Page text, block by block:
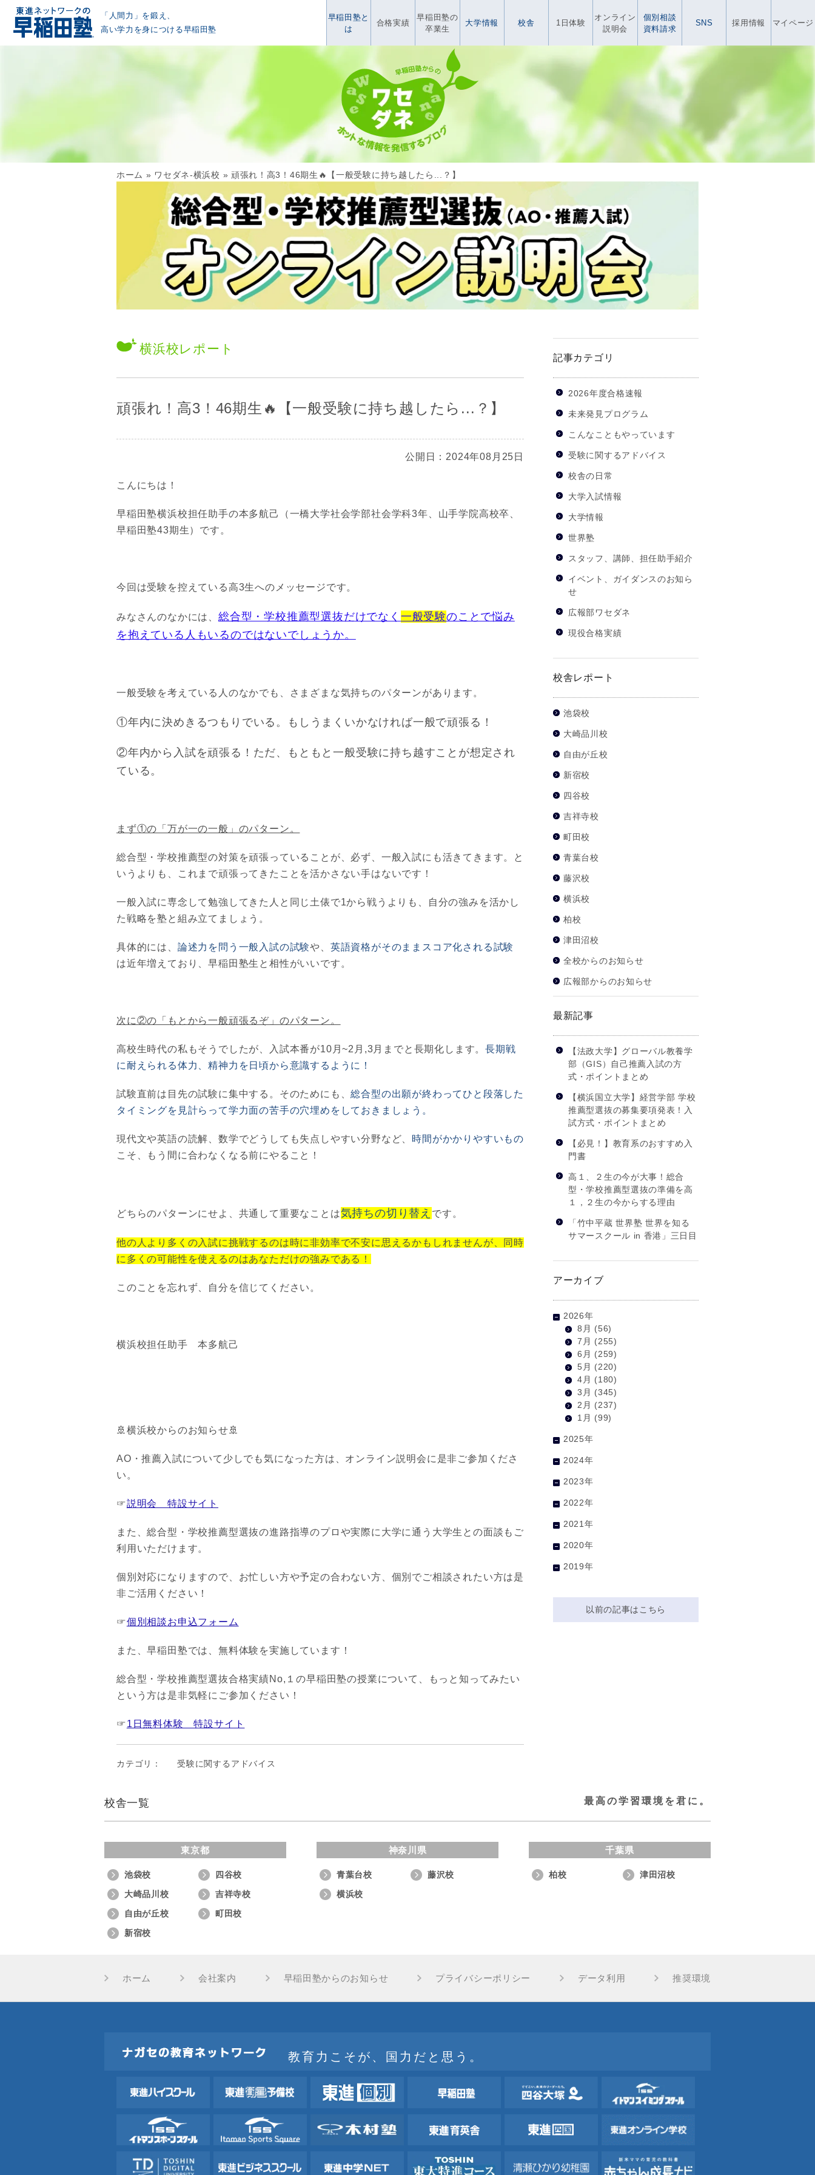
「人間力」を鍛え、
高い学力を身につける早稲田塾
早稲田塾と
は
合格実績
早稲田塾の
卒業生
大学情報 校舎 1日体験
オンライン
説明会
個別相談
資料請求
SNS 採用情報 マイページ
ホーム » ワセダネ-横浜校 » 頑張れ！高3！46期生🔥【一般受験に持ち越したら...？】
横浜校レポート
頑張れ！高3！46期生🔥【一般受験に持ち越したら...？】
公開日：2024年08月25日
こんにちは！
早稲田塾横浜校担任助手の本多航己（一橋大学社会学部社会学科3年、山手学院高校卒、
早稲田塾43期生）です。
今回は受験を控えている高3生へのメッセージです。
みなさんのなかには、 総合型・学校推薦型選抜だけでなく 一般受験のことで悩み
を抱えている人もいるのではないでしょうか。
一般受験を考えている人のなかでも、さまざまな気持ちのパターンがあります。
①年内に決めきるつもりでいる。もしうまくいかなければ一般で頑張る！
②年内から入試を頑張る！ただ、もともと一般受験に持ち越すことが想定され
ている。
まず①の「万が一の一般」のパターン。
総合型・学校推薦型の対策を頑張っていることが、必ず、一般入試にも活きてきます。と
いうよりも、これまで頑張ってきたことを活かさない手はないです！
一般入試に専念して勉強してきた人と同じ土俵で1から戦うよりも、自分の強みを活かし
た戦略を塾と組み立てましょう。
具体的には、 論述力を問う一般入試の試験や、 英語資格がそのままスコア化される試験
は近年増えており、早稲田塾生と相性がいいです。
次に②の「もとから一般頑張るぞ」のパターン。
高校生時代の私もそうでしたが、入試本番が10月~2月,3月までと長期化します。長期戦
に耐えられる体力、精神力を日頃から意識するように！
試験直前は目先の試験に集中する。そのためにも、総合型の出願が終わってひと段落した
タイミングを見計らって学力面の苦手の穴埋めをしておきましょう。
現代文や英語の読解、数学でどうしても失点しやすい分野など、 時間がかかりやすいもの
こそ、もう間に合わなくなる前にやること！
どちらのパターンにせよ、共通して重要なことは気持ちの切り替え です。
他の人より多くの入試に挑戦するのは時に非効率で不安に思えるかもしれませんが、同時
に多くの可能性を使えるのはあなただけの強みである！
このことを忘れず、自分を信じてください。
横浜校担任助手 本多航己
🚢横浜校からのお知らせ🚢
AO・推薦入試について少しでも気になった方は、オンライン説明会に是非ご参加くださ
い。
☞説明会 特設サイト
また、総合型・学校推薦型選抜の進路指導のプロや実際に大学に通う大学生との面談もご
利用いただけます。
個別対応になりますので、お忙しい方や予定の合わない方、個別でご相談されたい方は是
非ご活用ください！
☞個別相談お申込フォーム
また、早稲田塾では、無料体験を実施しています！
総合型・学校推薦型選抜合格実績No,１の早稲田塾の授業について、もっと知ってみたい
という方は是非気軽にご参加ください！
☞1日無料体験 特設サイト
カテゴリ： 受験に関するアドバイス
記事カテゴリ
2026年度合格速報
未来発見プログラム
こんなこともやっています
受験に関するアドバイス
校舎の日常
大学入試情報
大学情報
世界塾
スタッフ、講師、担任助手紹介
イベント、ガイダンスのお知ら
せ
広報部ワセダネ
現役合格実績
校舎レポート
池袋校
大崎品川校
自由が丘校
新宿校
四谷校
吉祥寺校
町田校
青葉台校
藤沢校
横浜校
柏校
津田沼校
全校からのお知らせ
広報部からのお知らせ
最新記事
【法政大学】グローバル教養学
部（GIS）自己推薦入試の方
式・ポイントまとめ
【横浜国立大学】経営学部 学校
推薦型選抜の募集要項発表！入
試方式・ポイントまとめ
【必見！】教育系のおすすめ入
門書
高１、２生の今が大事！総合
型・学校推薦型選抜の準備を高
１，２生の今からする理由
「竹中平蔵 世界塾 世界を知る
サマースクール in 香港」三日目
アーカイブ
2026年
8月 (56)
7月 (255)
6月 (259)
5月 (220)
4月 (180)
3月 (345)
2月 (237)
1月 (99)
2025年
2024年
2023年
2022年
2021年
2020年
2019年
以前の記事はこちら
校舎一覧 最高の学習環境を君に。
東京都
池袋校
四谷校
大崎品川校
吉祥寺校
自由が丘校
町田校
新宿校
神奈川県
青葉台校
藤沢校
横浜校
千葉県
柏校 津田沼校
ホーム 会社案内 早稲田塾からのお知らせ プライバシーポリシー データ利用 推奨環境
教育力こそが、国力だと思う。